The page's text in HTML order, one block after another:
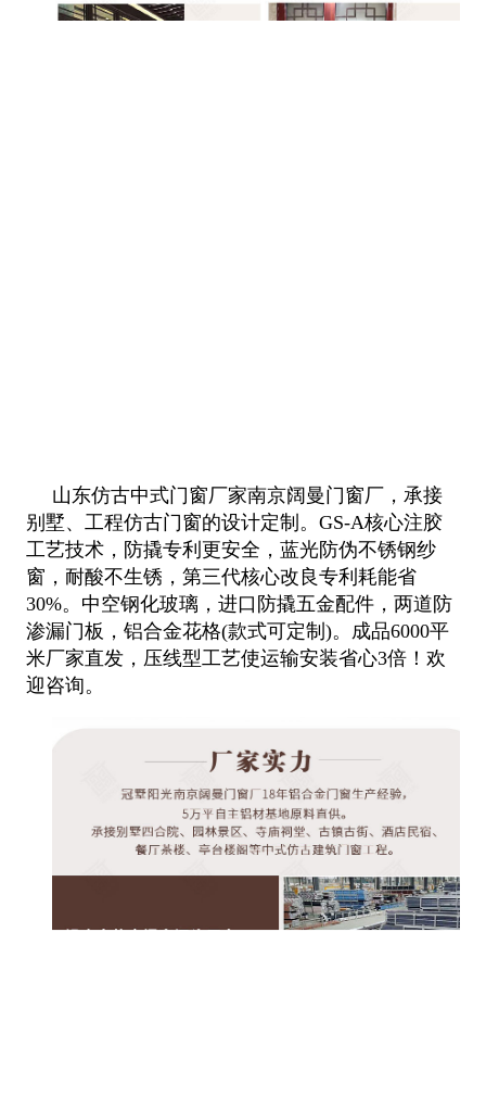
山东仿古中式门窗厂家南京阔曼门窗厂，承接
别墅、工程仿古门窗的设计定制。GS-A核心注胶
工艺技术，防撬专利更安全，蓝光防伪不锈钢纱
窗，耐酸不生锈，第三代核心改良专利耗能省
30%。中空钢化玻璃，进口防撬五金配件，两道防
渗漏门板，铝合金花格(款式可定制)。成品6000平
米厂家直发，压线型工艺使运输安装省心3倍！欢
迎咨询。